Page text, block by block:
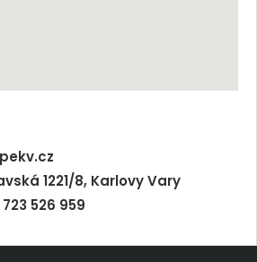
1221/8, Karlovy Vary
526 959